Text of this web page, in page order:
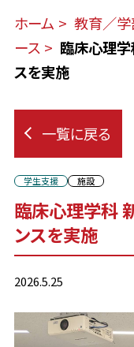
ホーム 教育／学
ース
臨床心理
スを実施
一覧に戻る
学生支援 施設
臨床心理学科
ンスを実施
2026.5.25